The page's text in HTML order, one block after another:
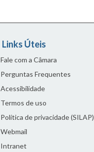
Links Úteis
Fale com a Câmara
Perguntas Frequentes
Acessibilidade
Termos de uso
Política de privacidade (SILAP)
Webmail
Intranet